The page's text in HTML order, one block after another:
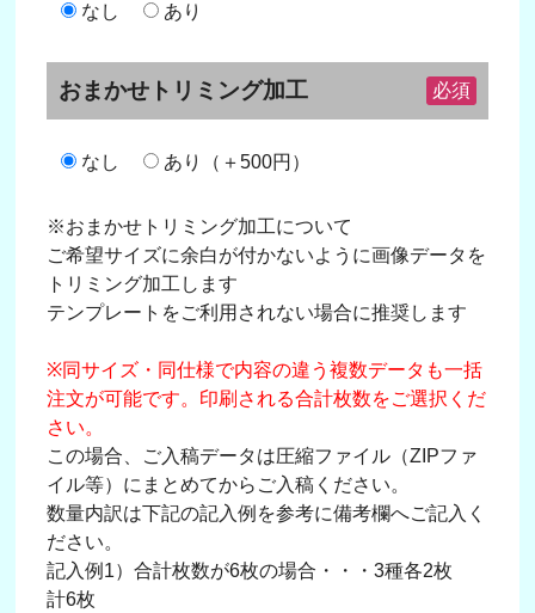
なし あり
おまかせトリミング加工 必須
なし あり（＋500円）
※おまかせトリミング加工について
ご希望サイズに余白が付かないように画像データを
トリミング加工します
テンプレートをご利用されない場合に推奨します
※同サイズ・同仕様で内容の違う複数データも一括
注文が可能です。印刷される合計枚数をご選択くだ
さい。
この場合、ご入稿データは圧縮ファイル（ZIPファ
イル等）にまとめてからご入稿ください。
数量内訳は下記の記入例を参考に備考欄へご記入く
ださい。
記入例1）合計枚数が6枚の場合・・・3種各2枚
計6枚